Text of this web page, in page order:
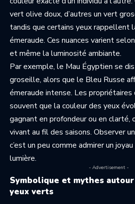
vert olive doux, d’autres un vert
tandis que certains yeux rappellent
émeraude. Ces nuances varient
et même la luminosité ambiante.
Par exemple, le Mau Égyptien se
groseille, alors que le Bleu Russe
émeraude intense. Les
souvent que la couleur des yeux
gagnant en profondeur ou en clarté,
vivant au fil des saisons. Observer
c’est un peu comme admirer un
lumière.
- Advertisement -
Symbolique et mythes
yeux verts